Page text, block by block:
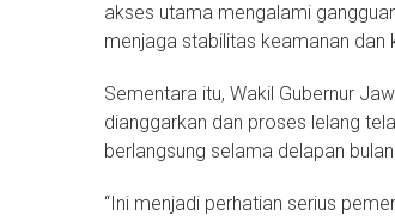
akses utama mengalami
menjaga stabilitas keamanan dan
Sementara itu, Wakil Gubernur
dianggarkan dan proses lelang
berlangsung selama delapan
“Ini menjadi perhatian serius